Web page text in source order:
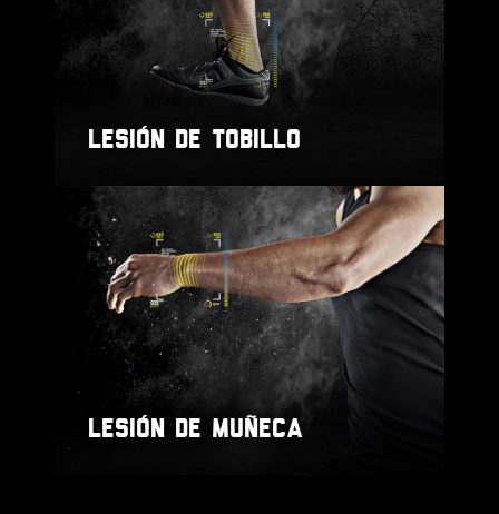
LESIÓN DE TOBILLO
LESIÓN DE MUÑECA